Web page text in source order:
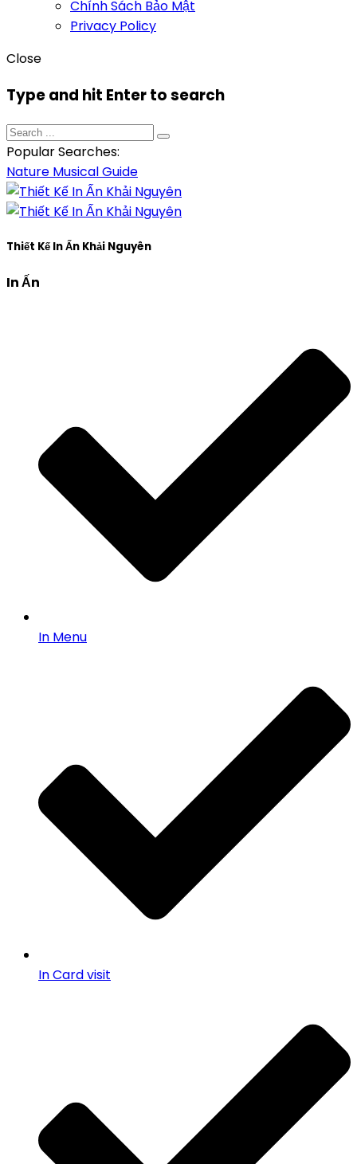
Chính Sách Bảo Mật
Privacy Policy
Close
Type and hit Enter to search
Popular Searches:
Nature MusicalGuide
Thiết Kế In Ấn Khải Nguyên
In Ấn
In Menu
In Card visit